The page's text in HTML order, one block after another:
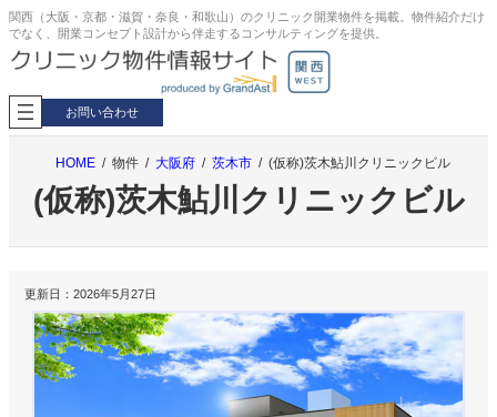
内
容
を
キ
ッ
関西（大阪・京都・滋賀・奈良・和歌山）のクリニック開業物件を掲載。物件紹介だけ
でなく、開業コンセプト設計から伴走するコンサルティングを提供。
お問い合わせ
HOME 物件 大阪府 茨木市 (仮称)茨木鮎川クリニックビル
(仮称)茨木鮎川クリニックビル
更新日：2026年5月27日